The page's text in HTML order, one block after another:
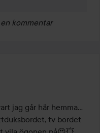
kommentar
jag går här hemma...
tv bordet